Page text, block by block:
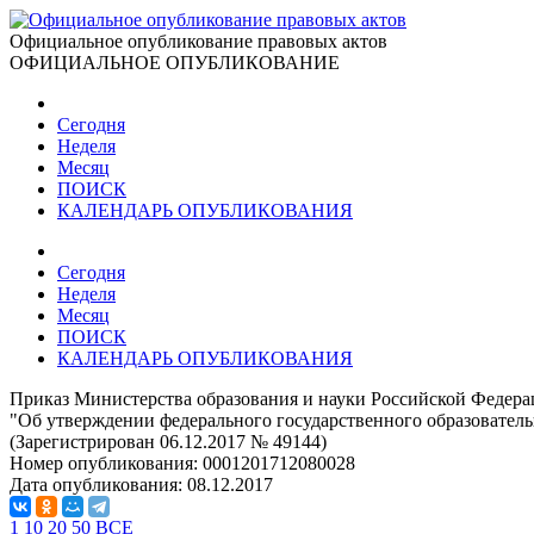
Официальное опубликование правовых актов
ОФИЦИАЛЬНОЕ ОПУБЛИКОВАНИЕ
Сегодня
Неделя
Месяц
ПОИСК
КАЛЕНДАРЬ ОПУБЛИКОВАНИЯ
Сегодня
Неделя
Месяц
ПОИСК
КАЛЕНДАРЬ ОПУБЛИКОВАНИЯ
Приказ Министерства образования и науки Российской
"Об утверждении федерального государственного
(Зарегистрирован 06.12.2017 № 49144)
Номер опубликования: 0001201712080028
Дата опубликования: 08.12.2017
1 10 20 50 ВСЕ